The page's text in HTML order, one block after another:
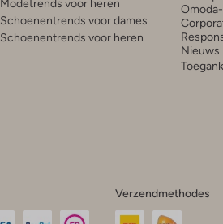
Modetrends voor heren
Schoenentrends voor dames
Schoenentrends voor heren
Nieuws
Verzendmethodes